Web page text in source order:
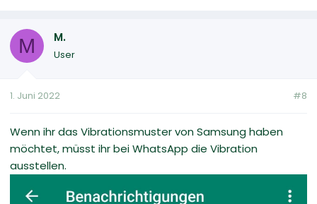
M M.
User
1. Juni 2022 #8
Wenn ihr das Vibrationsmuster von Samsung haben
möchtet, müsst ihr bei WhatsApp die Vibration
ausstellen.